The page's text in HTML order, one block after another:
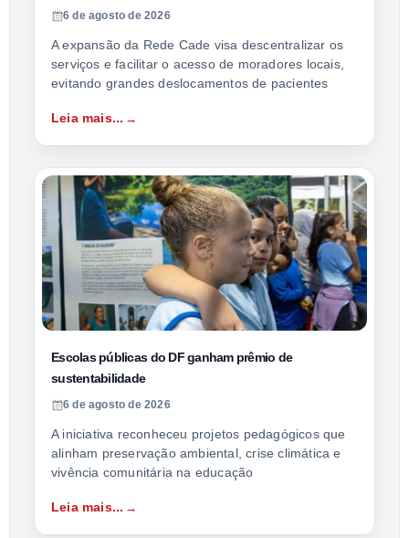
6 de agosto de 2026
A expansão da Rede Cade visa descentralizar os
serviços e facilitar o acesso de moradores locais,
evitando grandes deslocamentos de pacientes
Leia mais...
Escolas públicas do DF ganham prêmio de
sustentabilidade
6 de agosto de 2026
A iniciativa reconheceu projetos pedagógicos que
alinham preservação ambiental, crise climática e
vivência comunitária na educação
Leia mais...